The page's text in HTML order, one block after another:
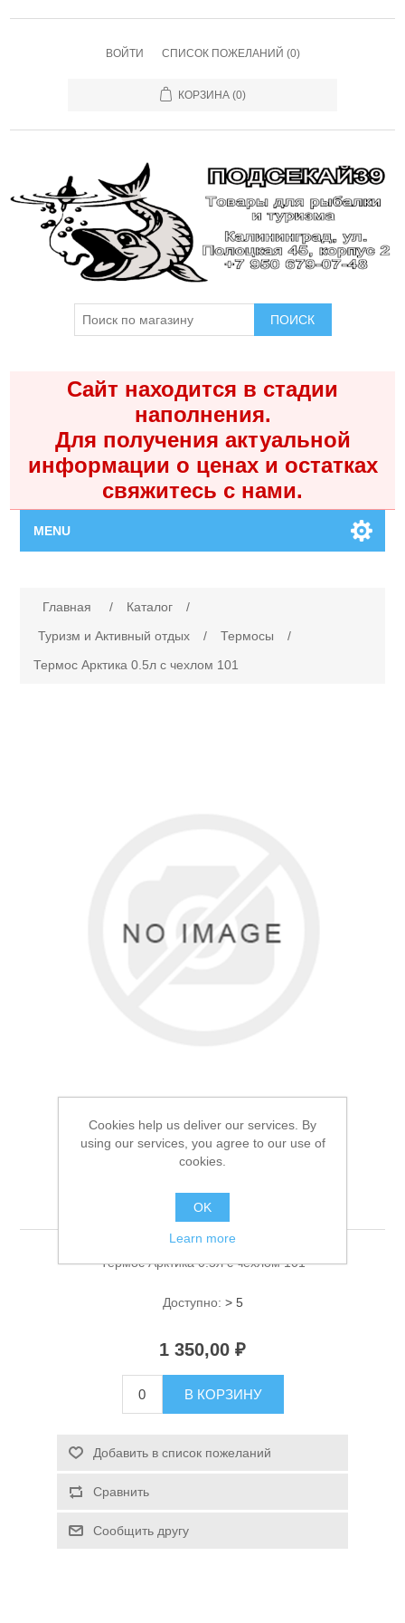
ВОЙТИ СПИСОК ПОЖЕЛАНИЙ (0)
КОРЗИНА (0)
ПОИСК
Сайт находится в стадии
наполнения.
Для получения актуальной
информации о ценах и остатках
свяжитесь с нами.
MENU
Каталог
Аксессуары для лодок
Спасательные средства
Главная / Каталог
/
Туризм и Активный отдых
/ Термосы
/
Термос Арктика 0.5л с чехлом 101
Термос Арктика 0.5л с
чехлом 101
Термос Арктика 0.5л с чехлом 101
Доступно: > 5
1 350,00 ₽
В КОРЗИНУ
Добавить в список пожеланий
Сравнить
Сообщить другу
Cookies help us deliver our services. By
using our services, you agree to our use of
cookies.
OK
Learn more